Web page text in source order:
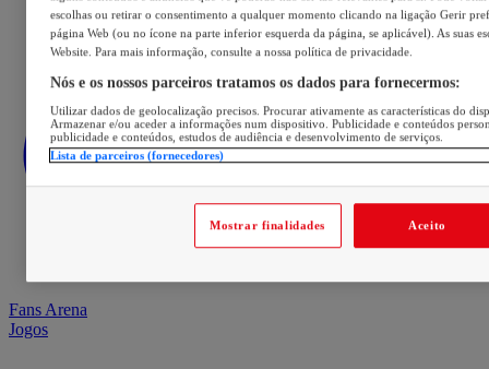
Fans Arena
Jogos
escolhas ou retirar o consentimento a qualquer momento clicando na ligação Gerir
página Web (ou no ícone na parte inferior esquerda da página, se aplicável). As suas
Website. Para mais informação, consulte a nossa política de privacidade.
Nós e os nossos parceiros tratamos os dados para fornecermos:
Utilizar dados de geolocalização precisos. Procurar ativamente as características do
Armazenar e/ou aceder a informações num dispositivo. Publicidade e conteúdos
publicidade e conteúdos, estudos de audiência e desenvolvimento de serviços.
Lista de parceiros (fornecedores)
Mostrar finalidades Aceito